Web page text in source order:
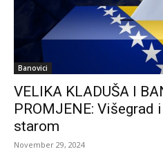
Banovici
VELIKA KLADUŠA I
PROMJENE: Višegrad
starom
November 29, 2024